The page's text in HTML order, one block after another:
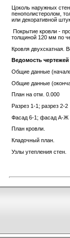
Цоколь наружных
пенополистеролом,
или декоративной
Покрытие кровли -
толщиной 120 мм по
Кровля двухскатная.
Ведомость
Общие данные
Общие данные
План на отм. 0.000
Разрез 1-1; разрез 2-2
Фасад 6-1; фасад А-Ж
План кровли.
Кладочный план.
Узлы утепления стен.